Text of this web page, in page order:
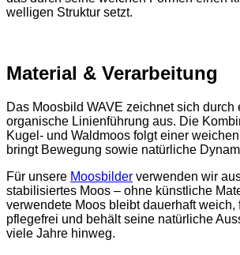
welligen Struktur setzt.
Material & Verarbeitung
Das Moosbild WAVE zeichnet sich durch
organische Linienführung aus. Die
Kugel- und Waldmoos folgt einer
bringt Bewegung sowie natürliche
Für unsere Moosbilder verwenden wir
stabilisiertes Moos – ohne künstliche
verwendete Moos bleibt dauerhaft weich,
pflegefrei und behält seine natürliche
viele Jahre hinweg.